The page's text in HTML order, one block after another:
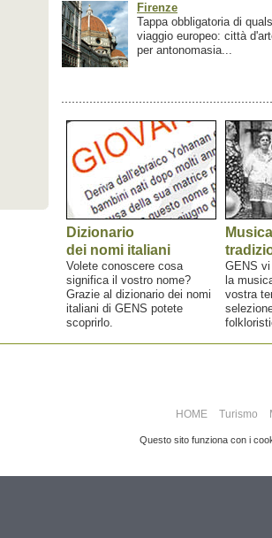
Firenze
Tappa obbligatoria di
viaggio europeo: città
per antonomasia...
Dizionario
dei nomi italiani
Volete conoscere cosa
significa il vostro nome?
Grazie al dizionario dei nomi
italiani di GENS potete
scoprirlo.
Musica
GENS
la
vostra
HOME Turismo
Questo sito funziona con i